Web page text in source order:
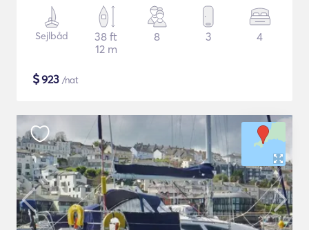
Sejlbåd
38 ft
12 m
8 3 4
$923 /nat